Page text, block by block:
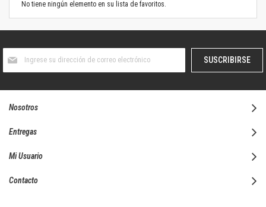
No tiene ningún elemento en su lista de favoritos.
boletín
SUSCRIBIRSE
Nosotros
Entregas
Mi Usuario
Contacto